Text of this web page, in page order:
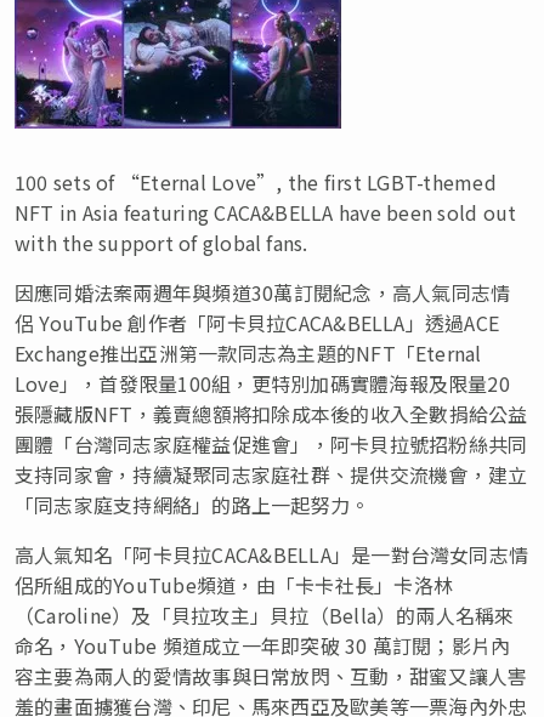
100 sets of “Eternal Love”, the first LGBT-themed
NFT in Asia featuring CACA&BELLA have been sold out
with the support of global fans.
因應同婚法案兩週年與頻道30萬訂閱紀念，高人氣同志情
侶 YouTube 創作者「阿卡貝拉CACA&BELLA」 透過ACE
Exchange推出亞洲第一款同志為主題的NFT「Eternal
Love」，首發限量100組，更特別加碼實體海報及限量20
張隱藏版NFT，義賣總額將扣除成本後的收入全數捐給公益
團體「台灣同志家庭權益促進會」，阿卡貝拉號招粉絲共同
支持同家會，持續凝聚同志家庭社群、提供交流機會，建立
「同志家庭支持網絡」的路上一起努力 。
高人氣知名「阿卡貝拉CACA&BELLA」是一對台灣女同志情
侶所組成的YouTube頻道，由「卡卡社長」卡洛林
（Caroline）及「貝拉攻主」貝拉（Bella）的兩人名稱來
命名，YouTube 頻道成立一年即突破 30 萬訂閱；影片內
容主要為兩人的愛情故事與日常放閃、互動，甜蜜又讓人害
羞的畫面擄獲台灣、印尼、馬來西亞及歐美等一票海內外忠